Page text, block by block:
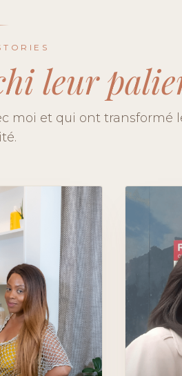
leur
moi et qui ont transformé